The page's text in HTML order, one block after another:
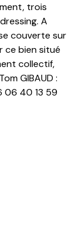
trois
A
couverte sur
ce bien situé
collectif,
GIBAUD :
06 40 13 59